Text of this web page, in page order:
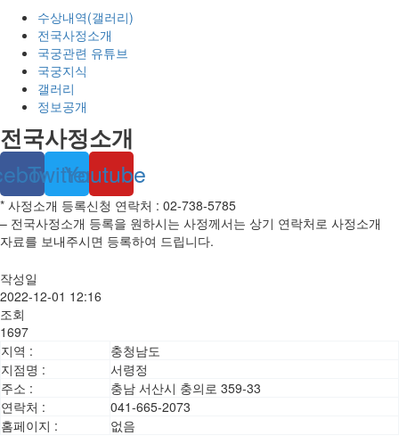
수상내역(갤러리)
전국사정소개
국궁관련 유튜브
국궁지식
갤러리
정보공개
전국사정소개
TwitterYoutube
* 사정소개 등록신청 연락처 : 02-738-5785
– 전국사정소개 등록을 원하시는 사정께서는 상기 연락처로 사정소개
자료를 보내주시면 등록하여 드립니다.
작성일
2022-12-01 12:16
조회
1697
지역 :
충청남도
지점명 :
서령정
주소 :
충남 서산시 충의로 359-33
연락처 :
041-665-2073
홈페이지 :
없음